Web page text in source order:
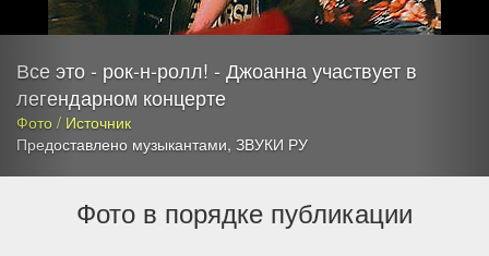
Все это - рок-н-ролл! - Джоанна участвует в
легендарном концерте
Фото / Источник
Предоставлено музыкантами, ЗВУКИ РУ
Фото в порядке публикации